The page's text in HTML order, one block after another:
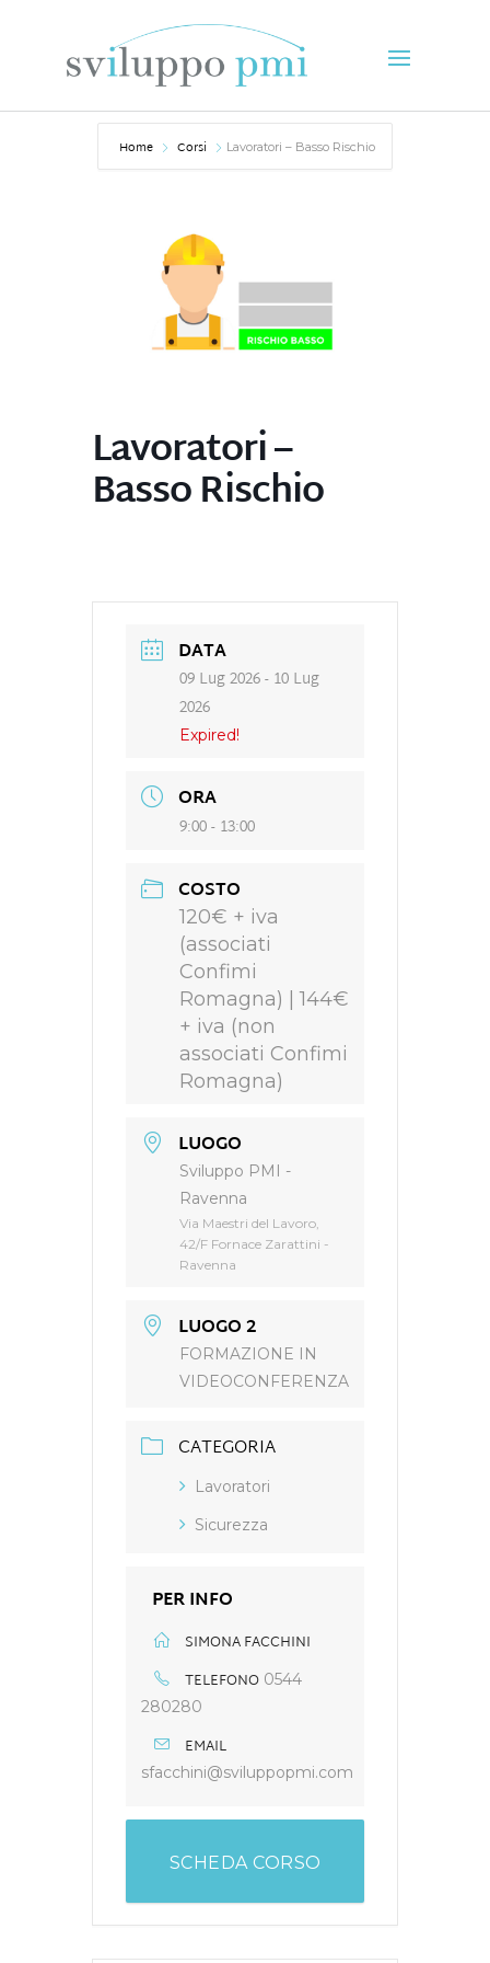
Home Corsi Lavoratori – Basso Rischio
Lavoratori –
Basso Rischio
DATA
09 Lug 2026- 10 Lug
2026
Expired!
ORA
9:00 - 13:00
COSTO
120€ + iva
(associati
Confimi
Romagna) | 144€
+ iva (non
associati Confimi
Romagna)
LUOGO
Sviluppo PMI -
Ravenna
Via Maestri del Lavoro,
42/F Fornace Zarattini -
Ravenna
LUOGO 2
FORMAZIONE IN
VIDEOCONFERENZA
CATEGORIA
Lavoratori
Sicurezza
PER INFO
SIMONA FACCHINI
TELEFONO 0544
280280
EMAIL
sfacchini@sviluppopmi.com
SCHEDA CORSO